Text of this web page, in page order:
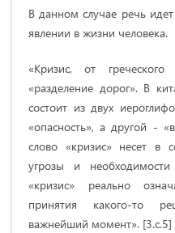
В данном случае речь
явлении в жизни человека.
«Кризис, от
«разделение дорог». В
состоит из двух
«опасность», а другой -
слово «кризис» несет в
угрозы и
«кризис» реально
принятия какого-то
важнейший момент». [3.с.5]